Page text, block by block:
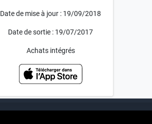
Date de mise à jour : 19/09/2018
Date de sortie : 19/07/2017
Achats intégrés